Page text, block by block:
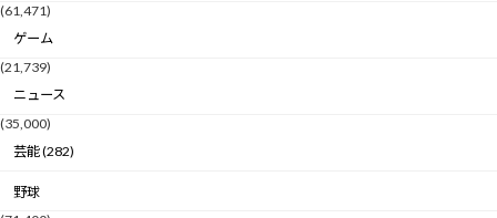
(61,471)
ゲーム
(21,739)
ニュース
(35,000)
芸能 (282)
野球